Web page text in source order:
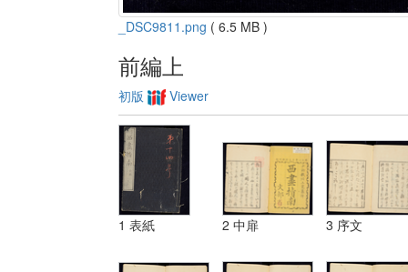
_DSC9811.png ( 6.5 MB )
前編上
初版 Viewer
1 表紙 2 中扉 3 序文